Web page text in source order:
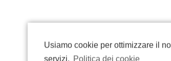
Usiamo cookie per ottimizzare il
servizi. Politica dei cookie